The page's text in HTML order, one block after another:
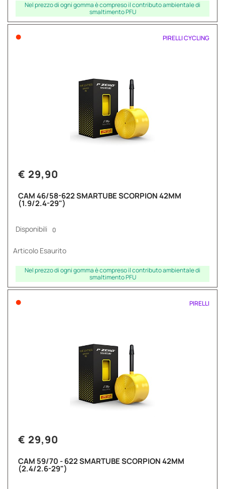
Nel prezzo di ogni gomma è compreso il contributo ambientale di
smaltimento PFU
• PIRELLI CYCLING
€ 29,90
CAM 46/58-622 SMARTUBE SCORPION 42MM
(1.9/2.4-29")
Disponibili 0
Articolo Esaurito
Nel prezzo di ogni gomma è compreso il contributo ambientale di
smaltimento PFU
• PIRELLI
€ 29,90
CAM 59/70 - 622 SMARTUBE SCORPION 42MM
(2.4/2.6-29")